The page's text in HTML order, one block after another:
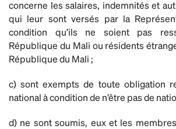
concerne les salaires, indemnités et
qui leur sont versés par la
condition qu’ils ne soient pas
République du Mali ou résidents
République du Mali ;
c) sont exempts de toute obligation
national à condition de n’être pas de
d) ne sont soumis, eux et les